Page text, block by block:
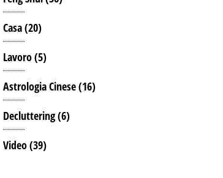
Casa(20)
Lavoro(5)
Astrologia Cinese(16)
Decluttering(6)
Video(39)